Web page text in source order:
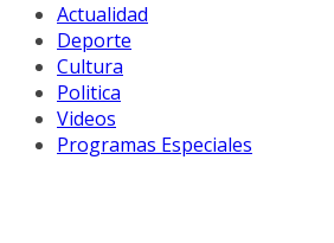
Actualidad
Deporte
Cultura
Politica
Videos
Programas Especiales